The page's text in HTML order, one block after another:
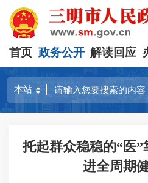
首页 政务公开 解读回应
托起群众稳稳的“医
进全周期